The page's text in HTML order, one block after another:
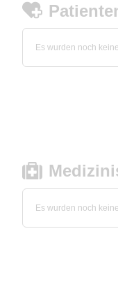
Es wurden noch
Es wurden noch